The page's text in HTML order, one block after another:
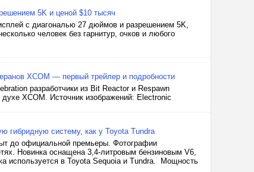
5K и ценой $10 тысяч
с диагональю 27 дюймов и разрешением 5K,
человек без гарнитур, очков и любого
XCOM — первый трейлер и подробности
разработчики из Bit Reactor и Respawn
XCOM. Источник изображений: Electronic
гибридную систему, как у Toyota Tundra
до официальной премьеры. Фотографии
Новинка оснащена 3,4-литровым бензиновым V6,
используется в Toyota Sequoia и Tundra. Мощность